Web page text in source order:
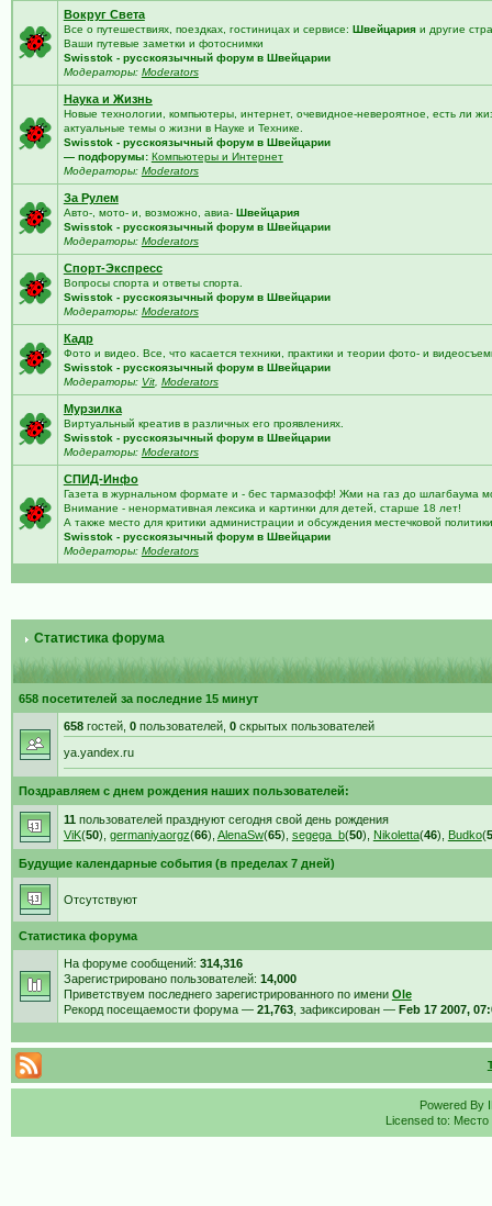
Вокруг Света
Все о путешествиях, поездках, гостиницах и сервисе: Швейцарияи другие
Ваши путевые заметки и фотоснимки
Swisstok - русскоязычный форум в Швейцарии
Модераторы: Moderators
Наука и Жизнь
Новые технологии, компьютеры, интернет, очевидное-невероятное, есть ли
актуальные темы о жизни в Науке и Технике.
Swisstok - русскоязычный форум в Швейцарии
— подфорумы: Компьютеры и Интернет
Модераторы: Moderators
За Рулем
Авто-, мото- и, возможно, авиа- Швейцария
Swisstok - русскоязычный форум в Швейцарии
Модераторы: Moderators
Спорт-Экспресс
Вопросы спорта и ответы спорта.
Swisstok - русскоязычный форум в Швейцарии
Модераторы: Moderators
Кадр
Фото и видео. Все, что касается техники, практики и теории фото- и
Swisstok - русскоязычный форум в Швейцарии
Модераторы: Vit, Moderators
Мурзилка
Виртуальный креатив в различных его проявлениях.
Swisstok - русскоязычный форум в Швейцарии
Модераторы: Moderators
СПИД-Инфо
Газета в журнальном формате и - бес тармазофф! Жми на газ до шлагбаума
Внимание - ненормативная лексика и картинки для детей, старше 18 лет!
А также место для критики администрации и обсуждения местечковой политики
Swisstok - русскоязычный форум в Швейцарии
Модераторы: Moderators
Статистика форума
658 посетителей за последние 15 минут
658гостей, 0пользователей, 0скрытых пользователей
ya.yandex.ru
Поздравляем с днем рождения наших пользователей:
11 пользователей празднуют сегодня свой день рождения
ViK(50), germaniyaorgz(66), AlenaSw(65), segega_b(50), Nikoletta(46), Budko(
Будущие календарные события (в пределах 7 дней)
Отсутствуют
Статистика форума
На форуме сообщений: 314,316
Зарегистрировано пользователей: 14,000
Приветствуем последнего зарегистрированного по имени Ole
Рекорд посещаемости форума — 21,763, зафиксирован — Feb 17 2007,
Powered By
Licensed to: